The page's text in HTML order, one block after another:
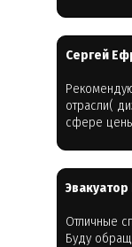
Cергей
отрасли(
сфере
Отличные
Буду